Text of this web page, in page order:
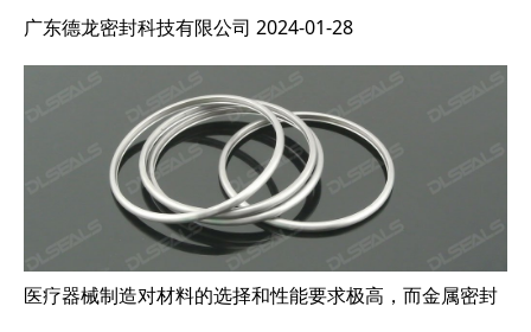
广东德龙密封科技有限公司 2024-01-28
医疗器械制造对材料的选择和性能要求极高，而金属密封